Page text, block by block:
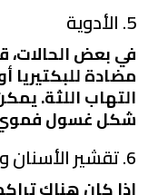
5. الأدوية
في بعض الحالات،
مضادة للبكتيريا
التهاب اللثة.
شكل غسول
6. تقشير الأسنان وتخطيط الجذور
إذا كان هناك